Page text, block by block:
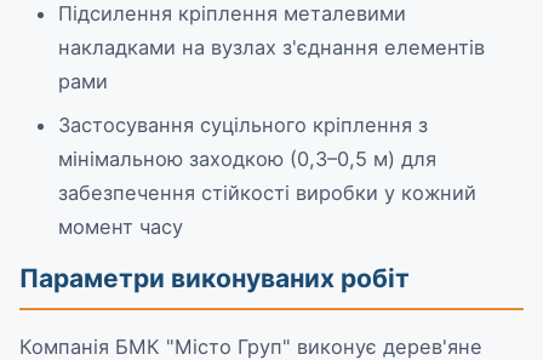
Підсилення кріплення металевими
накладками на вузлах з'єднання елементів
рами
Застосування суцільного кріплення з
мінімальною заходкою (0,3–0,5 м) для
забезпечення стійкості виробки у кожний
момент часу
Параметри виконуваних робіт
Компанія БМК "Місто Груп" виконує дерев'яне